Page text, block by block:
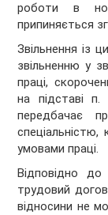
роботи в
припиняється
Звільнення із
звільненню у
праці,
на підставі
передбачає
умовами праці.
Відповідно
трудовий
відносини не